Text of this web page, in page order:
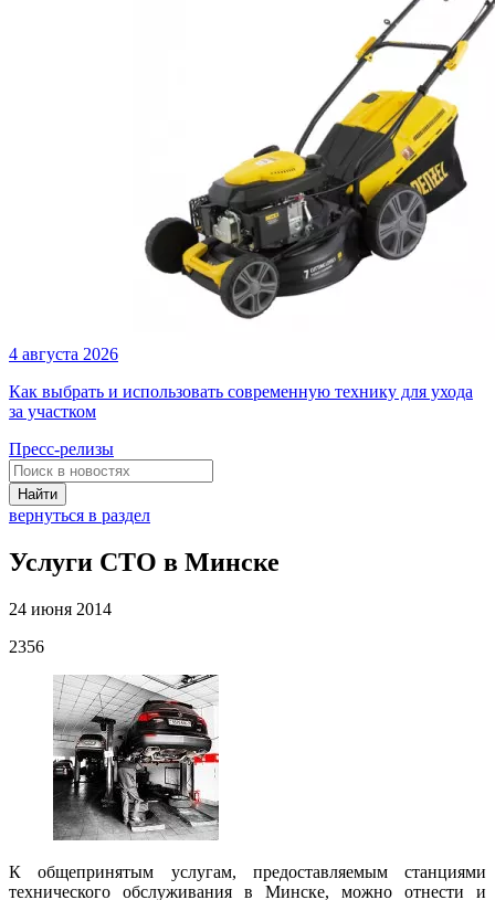
4 августа 2026
Как выбрать и использовать современную технику для ухода
за участком
Пресс-релизы
Найти
вернуться в раздел
Услуги СТО в Минске
24 июня 2014
2356
К общепринятым услугам, предоставляемым станциями
технического обслуживания в Минске, можно отнести и